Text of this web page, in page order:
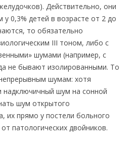
Действительно, они
0,3% детей в возрасте от 2 до
то обязательно
III тоном, либо с
шумами (например, с
не бывают изолированными. То
шумам: хотя
надключичный шум на сонной
шум открытого
их прямо у постели больного
патологических двойников.